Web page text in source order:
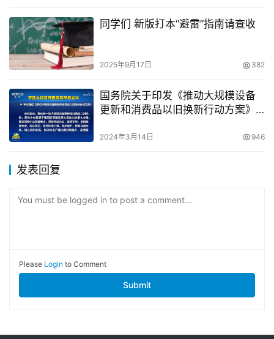
同学们 新版打本“避雷”指南请查收
2025年9月17日 382
国务院关于印发《推动大规模设备
更新和消费品以旧换新行动方案》
2024年3月14日 946
发表回复
You must be logged in to post a comment...
Please Login to Comment
Submit